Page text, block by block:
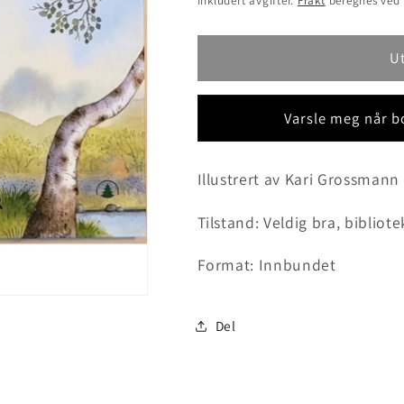
Varsle meg når
Illustrert av Kari Grossmann
Tilstand: Veldig bra,
Format: Innbundet
Del